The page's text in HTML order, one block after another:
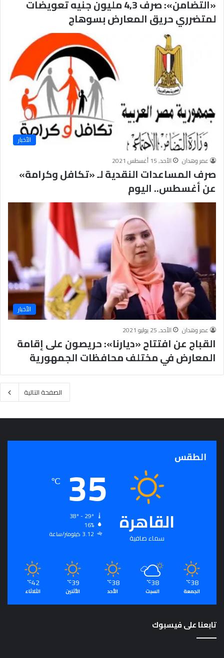
«التضامن»: صرف 4,3 مليون جنيه تعويضات
لمتضرري حريق المعارض بسوهاج
الأخبار
عمر وهدان
الأحد, 15 أغسطس 2021
صرف المساعدات النقدية لـ «تكافل وكرامة»
عن أغسطس.. اليوم
الأخبار
عمر وهدان
الأحد, 25 يوليو 2021
القباج عن افتتاح «ديارنا»: حريصون على إقامة
المعارض في مختلف محافظات الجمهورية
الصفحة التالية
الطقس
القاهرة
سماء صافية
35
℃
16%
3.12 كيلومتر/ساعة
38
℃
الجمعة
38
℃
السبت
38
℃
الأحد
39
℃
الأثنين
42
℃
الثلاثاء
تابعنا على فيسبوك